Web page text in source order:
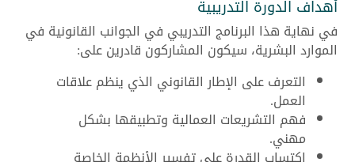
أهداف الدورة التدريبية
في نهاية هذا البرنامج التدريبي في الجوانب القانونية في
الموارد البشرية، سيكون المشاركون قادرين على:
التعرف على الإطار القانوني الذي ينظم علاقات
العمل.
فهم التشريعات العمالية وتطبيقها بشكل
مهني.